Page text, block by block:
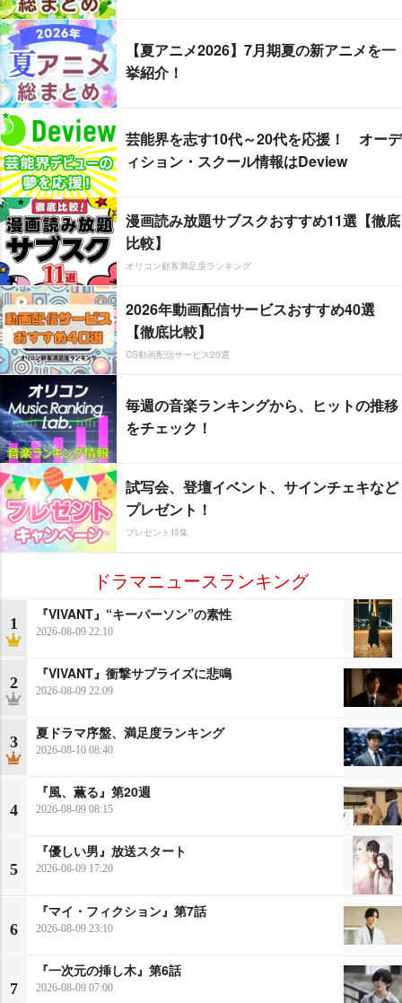
【夏アニメ2026】7月期夏の新アニメを一
挙紹介！
芸能界を志す10代～20代を応援！ オーデ
ィション・スクール情報はDeview
漫画読み放題サブスクおすすめ11選【徹底
比較】
オリコン顧客満足度ランキング
2026年動画配信サービスおすすめ40選
【徹底比較】
CS動画配信サービス20選
毎週の音楽ランキングから、ヒットの推移
をチェック！
試写会、登壇イベント、サインチェキなど
プレゼント！
プレゼント特集
ドラマニュースランキング
1
『VIVANT』“キーパーソン”の素性
2026-08-09 22:10
2
『VIVANT』衝撃サプライズに悲鳴
2026-08-09 22:09
3
夏ドラマ序盤、満足度ランキング
2026-08-10 08:40
4
『風、薫る』第20週
2026-08-09 08:15
5
『優しい男』放送スタート
2026-08-09 17:20
6
『マイ・フィクション』第7話
2026-08-09 23:10
7
『一次元の挿し木』第6話
2026-08-09 07:00